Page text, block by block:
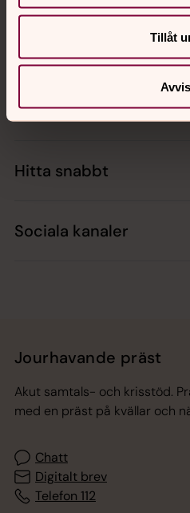
Tillåt
Kalender
Hitta snabbt
Sociala kanaler
Jourhavande präst
Akut samtals- och krisstöd.
med en präst på kvällar och
Chatt
Digitalt brev
Telefon 112